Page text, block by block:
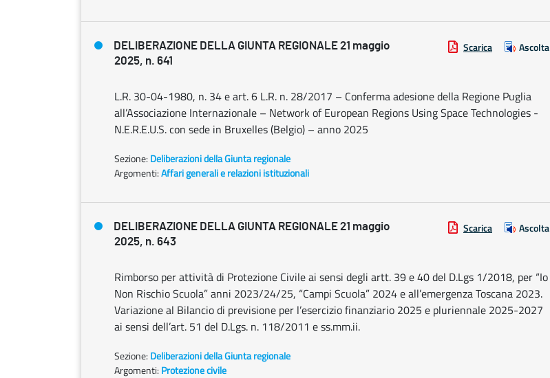
DELIBERAZIONE DELLA GIUNTA REGIONALE 21 maggio
2025, n. 641
Scarica Ascolta
L.R. 30-04-1980, n. 34 e art. 6 L.R. n. 28/2017 – Conferma adesione della Regione Puglia
all’Associazione Internazionale – Network of European Regions Using Space Technologies -
N.E.R.E.U.S. con sede in Bruxelles (Belgio) – anno 2025
Sezione: Deliberazioni della Giunta regionale
Argomenti:Affari generali e relazioni istituzionali
DELIBERAZIONE DELLA GIUNTA REGIONALE 21 maggio
2025, n. 643
Scarica Ascolta
Rimborso per attività di Protezione Civile ai sensi degli artt. 39 e 40 del D.Lgs 1/2018, per “Io
Non Rischio Scuola” anni 2023/24/25, “Campi Scuola” 2024 e all’emergenza Toscana 2023.
Variazione al Bilancio di previsione per l’esercizio finanziario 2025 e pluriennale 2025-2027
ai sensi dell’art. 51 del D.Lgs. n. 118/2011 e ss.mm.ii.
Sezione: Deliberazioni della Giunta regionale
Argomenti: Protezione civile